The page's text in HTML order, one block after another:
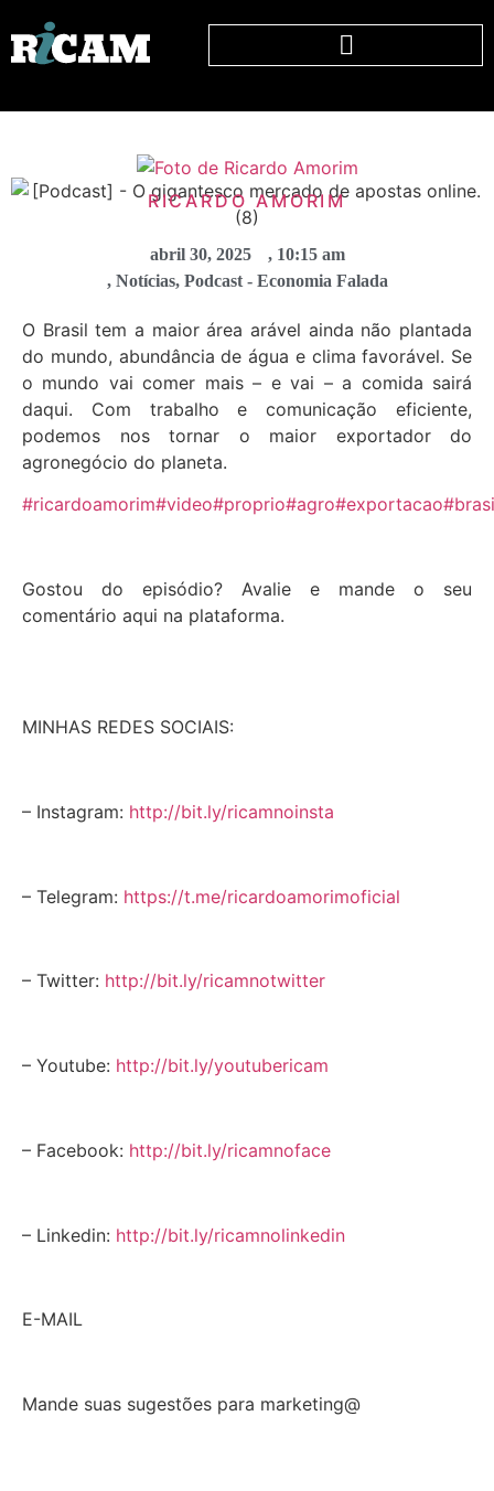
RICARDO AMORIM
abril 30, 2025 , 10:15 am
, Notícias, Podcast - Economia Falada
O Brasil tem a maior área arável ainda não plantada
do mundo, abundância de água e clima favorável. Se
o mundo vai comer mais – e vai – a comida sairá
daqui. Com trabalho e comunicação eficiente,
podemos nos tornar o maior exportador do
agronegócio do planeta.
#ricardoamorim#video#proprio#agro#exportacao
Gostou do episódio? Avalie e mande o seu
comentário aqui na plataforma.
MINHAS REDES SOCIAIS:
– Instagram: http://bit.ly/ricamnoinsta
– Telegram: https://t.me/ricardoamorimoficial
– Twitter: http://bit.ly/ricamnotwitter
– Youtube: http://bit.ly/youtubericam
– Facebook: http://bit.ly/ricamnoface
– Linkedin: http://bit.ly/ricamnolinkedin
E-MAIL
Mande suas sugestões para marketing@